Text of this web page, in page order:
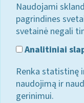
Naudojami
pagrindines
svetainė negali
Analitiniai
Renka statistinę
naudojimą ir
gerinimui.